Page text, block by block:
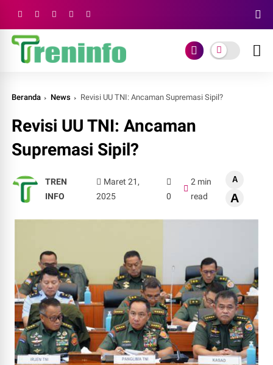
Beranda News Revisi UU TNI: Ancaman Supremasi Sipil?
Revisi UU TNI: Ancaman
Supremasi Sipil?
TREN
INFO
Maret 21,
2025
0
2 min
read
A
A